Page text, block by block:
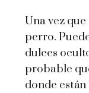
Una vez
perro.
dulces
probable
donde